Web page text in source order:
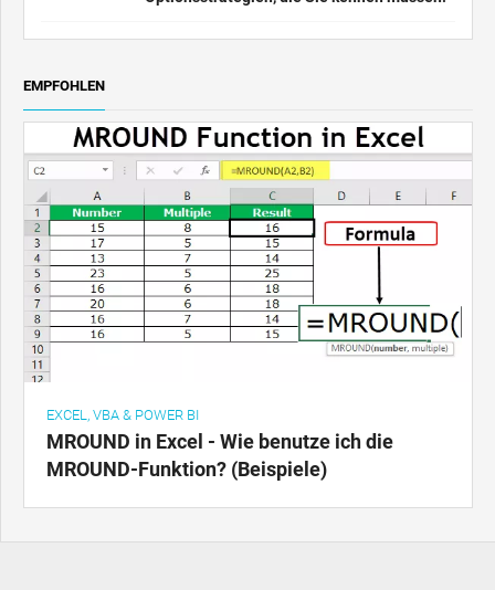
EMPFOHLEN
EXCEL, VBA & POWER BI
MROUND in Excel - Wie benutze ich die
MROUND-Funktion? (Beispiele)